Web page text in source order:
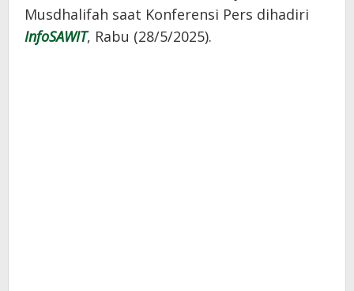
Musdhalifah saat Konferensi Pers dihadiri
InfoSAWIT, Rabu (28/5/2025).